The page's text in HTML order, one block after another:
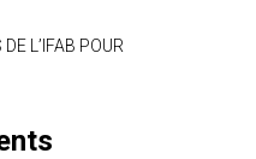
L’IFAB POUR